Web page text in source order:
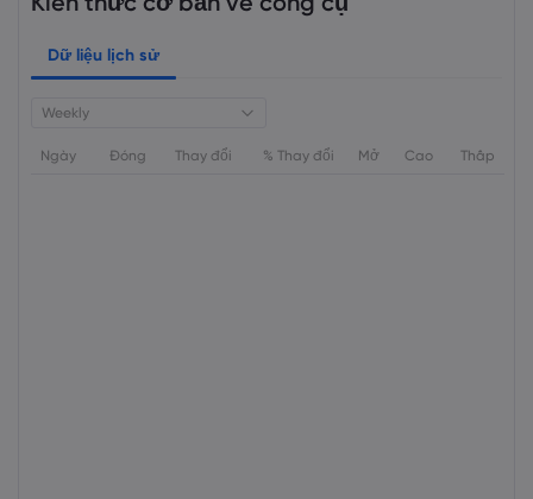
Dữ liệu lịch sử
Weekly
Ngày Đóng Thay đổi % Thay đổi Mở Cao Thấp